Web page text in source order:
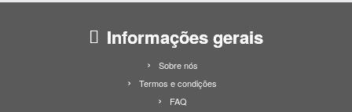
Informações gerais
Sobre nós
Termos e condições
FAQ